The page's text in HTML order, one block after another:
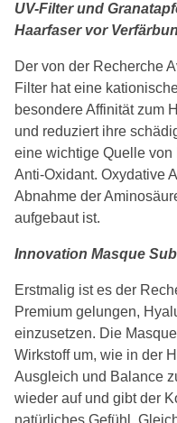
UV-Filter und
Haarfaser vor
Der von der Recherche
Filter hat eine
besondere Affinität zum
und reduziert ihre
eine wichtige Quelle
Anti-Oxidant. Oxydative
Abnahme der
aufgebaut ist.
Innovation Masque
Erstmalig ist es der
Premium gelungen,
einzusetzen. Die
Wirkstoff um, wie in der
Ausgleich und Balance
wieder auf und gibt der
natürliches Gefühl.